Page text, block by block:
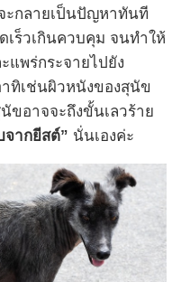
ะกลายเป็นปัญหาทันที
เร็วเกินควบคุม จนทำให้
พร่กระจายไปยัง
ทิเช่นผิวหนังของสุนัข
ขอาจจะถึงขั้นเลวร้าย
จากยีสต์” นั่นเองค่ะ